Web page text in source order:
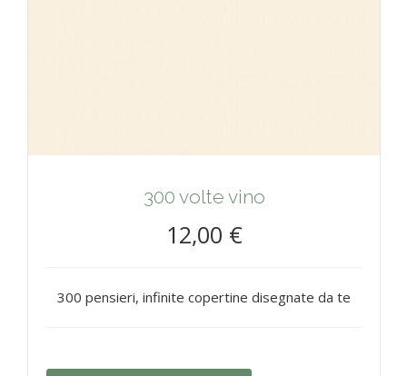
300 volte vino
12,00 €
300 pensieri, infinite copertine disegnate da te